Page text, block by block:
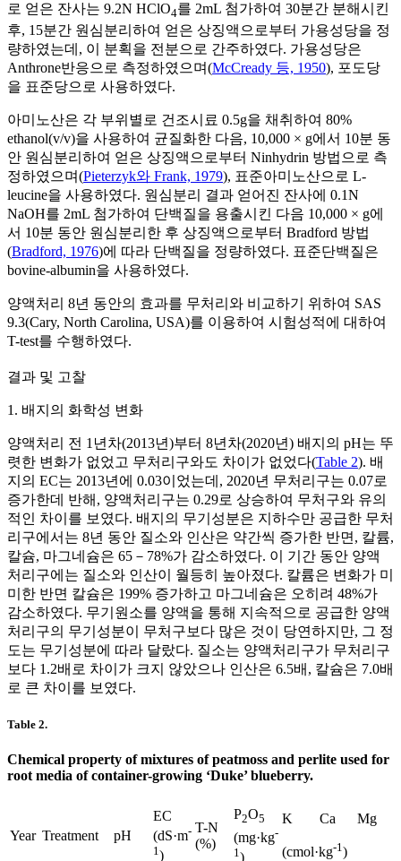
로 얻은 잔사는 9.2N HClO4를 2mL 첨가하여 30분간 분해시킨
후, 15분간 원심분리하여 얻은 상징액으로부터 가용성당을 정
량하였는데, 이 분획을 전분으로 간주하였다. 가용성당은
Anthrone반응으로 측정하였으며(McCready 등, 1950), 포도당
을 표준당으로 사용하였다.
아미노산은 각 부위별로 건조시료 0.5g을 채취하여 80%
ethanol(v/v)을 사용하여 균질화한 다음, 10,000 × g에서 10분 동
안 원심분리하여 얻은 상징액으로부터 Ninhydrin 방법으로 측
정하였으며(Pieterzyk와 Frank, 1979), 표준아미노산으로 L-
leucine을 사용하였다. 원심분리 결과 얻어진 잔사에 0.1N
NaOH를 2mL 첨가하여 단백질을 용출시킨 다음 10,000 × g에
서 10분 동안 원심분리한 후 상징액으로부터 Bradford 방법
(Bradford, 1976)에 따라 단백질을 정량하였다. 표준단백질은
bovine-albumin을 사용하였다.
양액처리 8년 동안의 효과를 무처리와 비교하기 위하여 SAS
9.3(Cary, North Carolina, USA)를 이용하여 시험성적에 대하여
T-test를 수행하였다.
결과 및 고찰
1. 배지의 화학성 변화
양액처리 전 1년차(2013년)부터 8년차(2020년) 배지의 pH는 뚜
렷한 변화가 없었고 무처리구와도 차이가 없었다(Table 2). 배
지의 EC는 2013년에 0.03이었는데, 2020년 무처리구는 0.07로
증가한데 반해, 양액처리구는 0.29로 상승하여 무처구와 유의
적인 차이를 보였다. 배지의 무기성분은 지하수만 공급한 무처
리구에서는 8년 동안 질소와 인산은 약간씩 증가한 반면, 칼륨,
칼슘, 마그네슘은 65－78%가 감소하였다. 이 기간 동안 양액
처리구에는 질소와 인산이 월등히 높아졌다. 칼륨은 변화가 미
미한 반면 칼슘은 199% 증가하고 마그네슘은 오히려 48%가
감소하였다. 무기원소를 양액을 통해 지속적으로 공급한 양액
처리구의 무기성분이 무처구보다 많은 것이 당연하지만, 그 정
도는 무기성분에 따라 달랐다. 질소는 양액처리구가 무처리구
보다 1.2배로 차이가 크지 않았으나 인산은 6.5배, 칼슘은 7.0배
로 큰 차이를 보였다.
Table 2.
Chemical property of mixtures of peatmoss and perlite used for
root media of container-growing ‘Duke’ blueberry.
Year Treatment pH
EC
(dS·m-
1 )
T-N
(%)
P2O5
(mg·kg-
1)
K Ca Mg
(cmol·kg-1 )